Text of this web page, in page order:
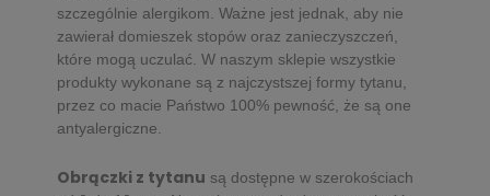
szczególnie alergikom. Ważne jest jednak, aby nie
zawierał domieszek stopów oraz zanieczyszczeń,
które mogą uczulać. W naszym sklepie wszystkie
produkty wykonane są z najczystszej formy tytanu,
przez co macie Państwo 100% pewność, że są one
antyalergiczne.
Obrączki z tytanu są dostępne w szerokościach